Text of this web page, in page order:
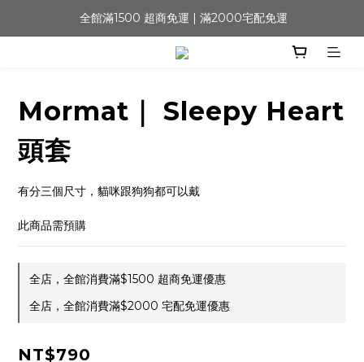
全館滿1500 超商免運 | 滿2000宅配免運
Mormat｜ Sleepy Heart
頭套
有分三個尺寸，貓咪跟狗狗都可以戴
此商品需預購
全店，全館消費滿$1500 超商免運優惠
全店，全館消費滿$2000 宅配免運優惠
NT$790